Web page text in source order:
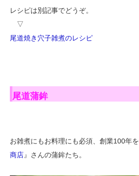
レシピは別記事でどうぞ。
▽
尾道焼き穴子雑煮のレシピ
尾道蒲鉾
お雑煮にもお料理にも必須、創業100年
商店』さんの蒲鉾たち。